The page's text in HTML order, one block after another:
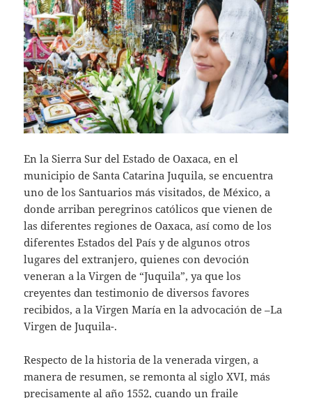
En la Sierra Sur del Estado de Oaxaca, en el
municipio de Santa Catarina Juquila, se encuentra
uno de los Santuarios más visitados, de México, a
donde arriban peregrinos católicos que vienen de
las diferentes regiones de Oaxaca, así como de los
diferentes Estados del País y de algunos otros
lugares del extranjero, quienes con devoción
veneran a la Virgen de “Juquila”, ya que los
creyentes dan testimonio de diversos favores
recibidos, a la Virgen María en la advocación de –La
Virgen de Juquila-.
Respecto de la historia de la venerada virgen, a
manera de resumen, se remonta al siglo XVI, más
precisamente al año 1552, cuando un fraile